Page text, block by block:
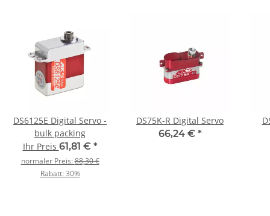
DS6125E Digital Servo -
bulk packing
Ihr Preis 61,81 € *
normaler Preis:88,30 €
Rabatt:30%
DS75K-R Digital Servo
66,24 € *